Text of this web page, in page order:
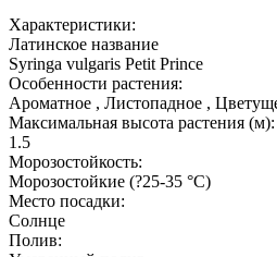
Характеристики:
Латинское название
Syringa vulgaris Petit Prince
Особенности растения:
Ароматное , Листопадное ,
Максимальная высота растения (м):
1.5
Морозостойкость:
Морозостойкие (?25-35 °С)
Место посадки:
Солнце
Полив: